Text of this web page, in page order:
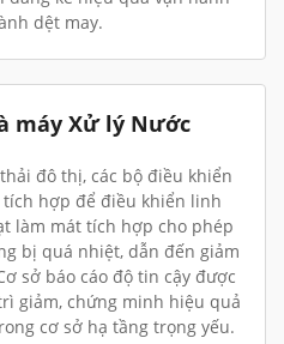
dệt may.
máy Xử lý Nước
đô thị, các bộ điều khiển
tích hợp để điều khiển linh
làm mát tích hợp cho phép
bị quá nhiệt, dẫn đến giảm
sở báo cáo độ tin cậy được
giảm, chứng minh hiệu quả
cơ sở hạ tầng trọng yếu.